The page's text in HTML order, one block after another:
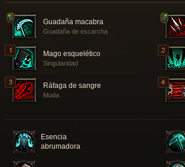
Guadaña macabra
Guadaña de escarcha
Mago esquelético
Singularidad
Ráfaga de sangre
Muda
Esencia
abrumadora